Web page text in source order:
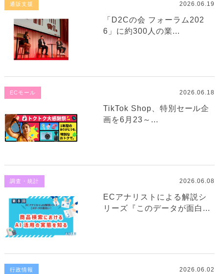
通販支援 2026.06.19
「D2Cの会 フォーラム202
6」に約300人の業...
ECモール 2026.06.18
TikTok Shop、特別セール企
画を6月23～...
調査・統計 2026.06.08
ECアナリストによる解説シ
リーズ『このデータが面白...
行政情報 2026.06.02